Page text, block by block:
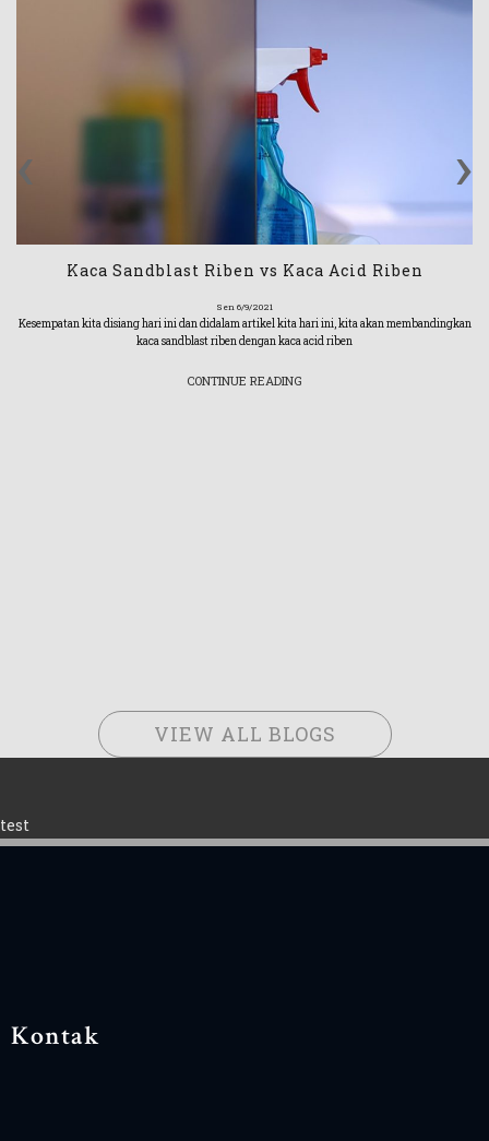
Kaca Sandblast Riben vs Kaca Acid Riben
Sen 6/9/2021
Kesempatan kita disiang hari ini dan didalam artikel kita hari ini, kita akan membandingkan
kaca sandblast riben dengan kaca acid riben
CONTINUE READING
‹ ›
VIEW ALL BLOGS
test
Kontak